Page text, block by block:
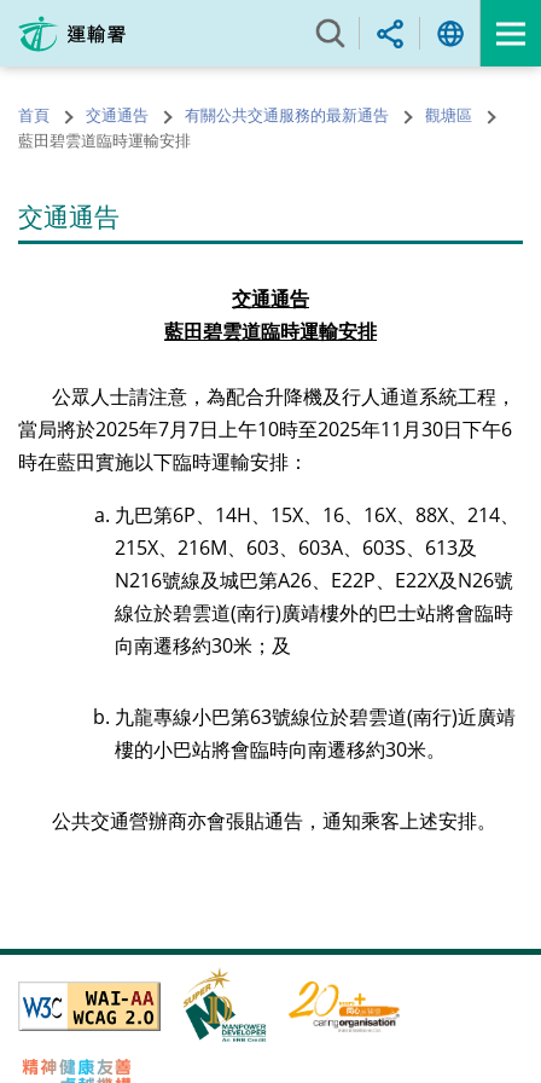
內
的
開
首頁 交通通告 有關公共交通服務的最新通告
觀塘區
藍田碧雲道臨時運輸安排
交通通告
交通通告
藍田碧雲道臨時運輸安排
公眾人士請注意，為配合升降機及行人通道系統工程，
當局將於2025年7月7日上午10時至2025年11 月30日下午6
時在藍田實施以下臨時運輸安排：
九巴第6P、 14H、 15X、 16、 16X、 88X、 214、
215X、 216M、 603、 603A、 603S、 613及
N216號線及城巴第A26、 E22P、 E22X及N26號
線位於碧雲道(南行)廣靖樓外的巴士站將會臨時
向南遷移約30米；及
九龍專線小巴第63號線位於碧雲道(南行)近廣靖
樓的小巴站將會臨時向南遷移約30米。
公共交通營辦商亦會張貼通告，通知乘客上述安排。